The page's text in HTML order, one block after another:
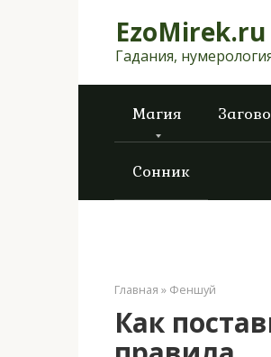
EzoMirek.ru
Гадания,
Магия
Сонник
Главная » Феншуй
Как